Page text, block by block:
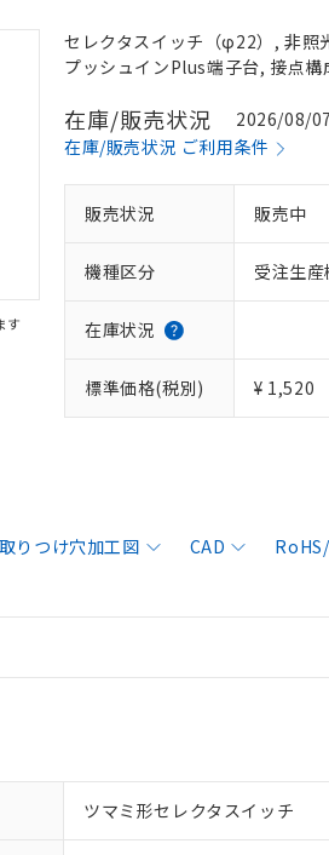
す
セレクタスイッチ（φ22）, 非照
プッシュインPlus端子台, 接点構
在庫/販売状況
2026/08/
在庫/販売状況 ご利用条件
販売状況 販売中
機種区分 受注生
在庫状況
標準価格(税別) ¥ 1,520
取りつけ穴加工図 CAD
ツマミ形セレクタスイッチ